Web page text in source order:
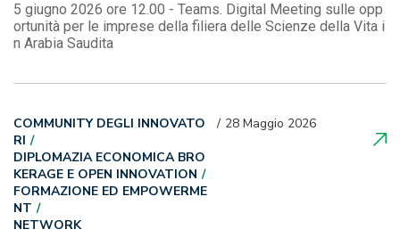
5 giugno 2026 ore 12.00 - Teams. Digital Meeting sulle opp
ortunità per le imprese della filiera delle Scienze della Vita i
n Arabia Saudita
28 Maggio 2026
COMMUNITY DEGLI INNOVATO
RI
DIPLOMAZIA ECONOMICA BRO
KERAGE E OPEN INNOVATION
FORMAZIONE ED EMPOWERME
NT
NETWORK